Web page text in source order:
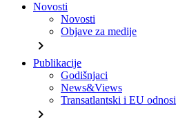
Novosti
Novosti
Objave za medije
chevron_right
Publikacije
Godišnjaci
News&Views
Transatlantski i EU odnosi
chevron_right